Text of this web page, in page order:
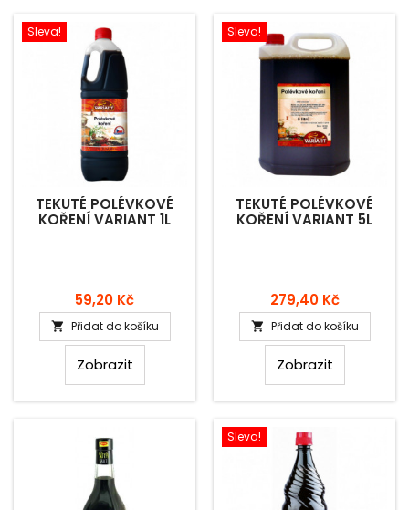
Sleva!
TEKUTÉ POLÉVKOVÉ
KOŘENÍ VARIANT 1L
Cena
59,20 Kč
 Přidat do košíku
Zobrazit
Sleva!
TEKUTÉ POLÉVKOVÉ
KOŘENÍ VARIANT 5L
Cena
279,40 Kč
 Přidat do košíku
Zobrazit
Sleva!